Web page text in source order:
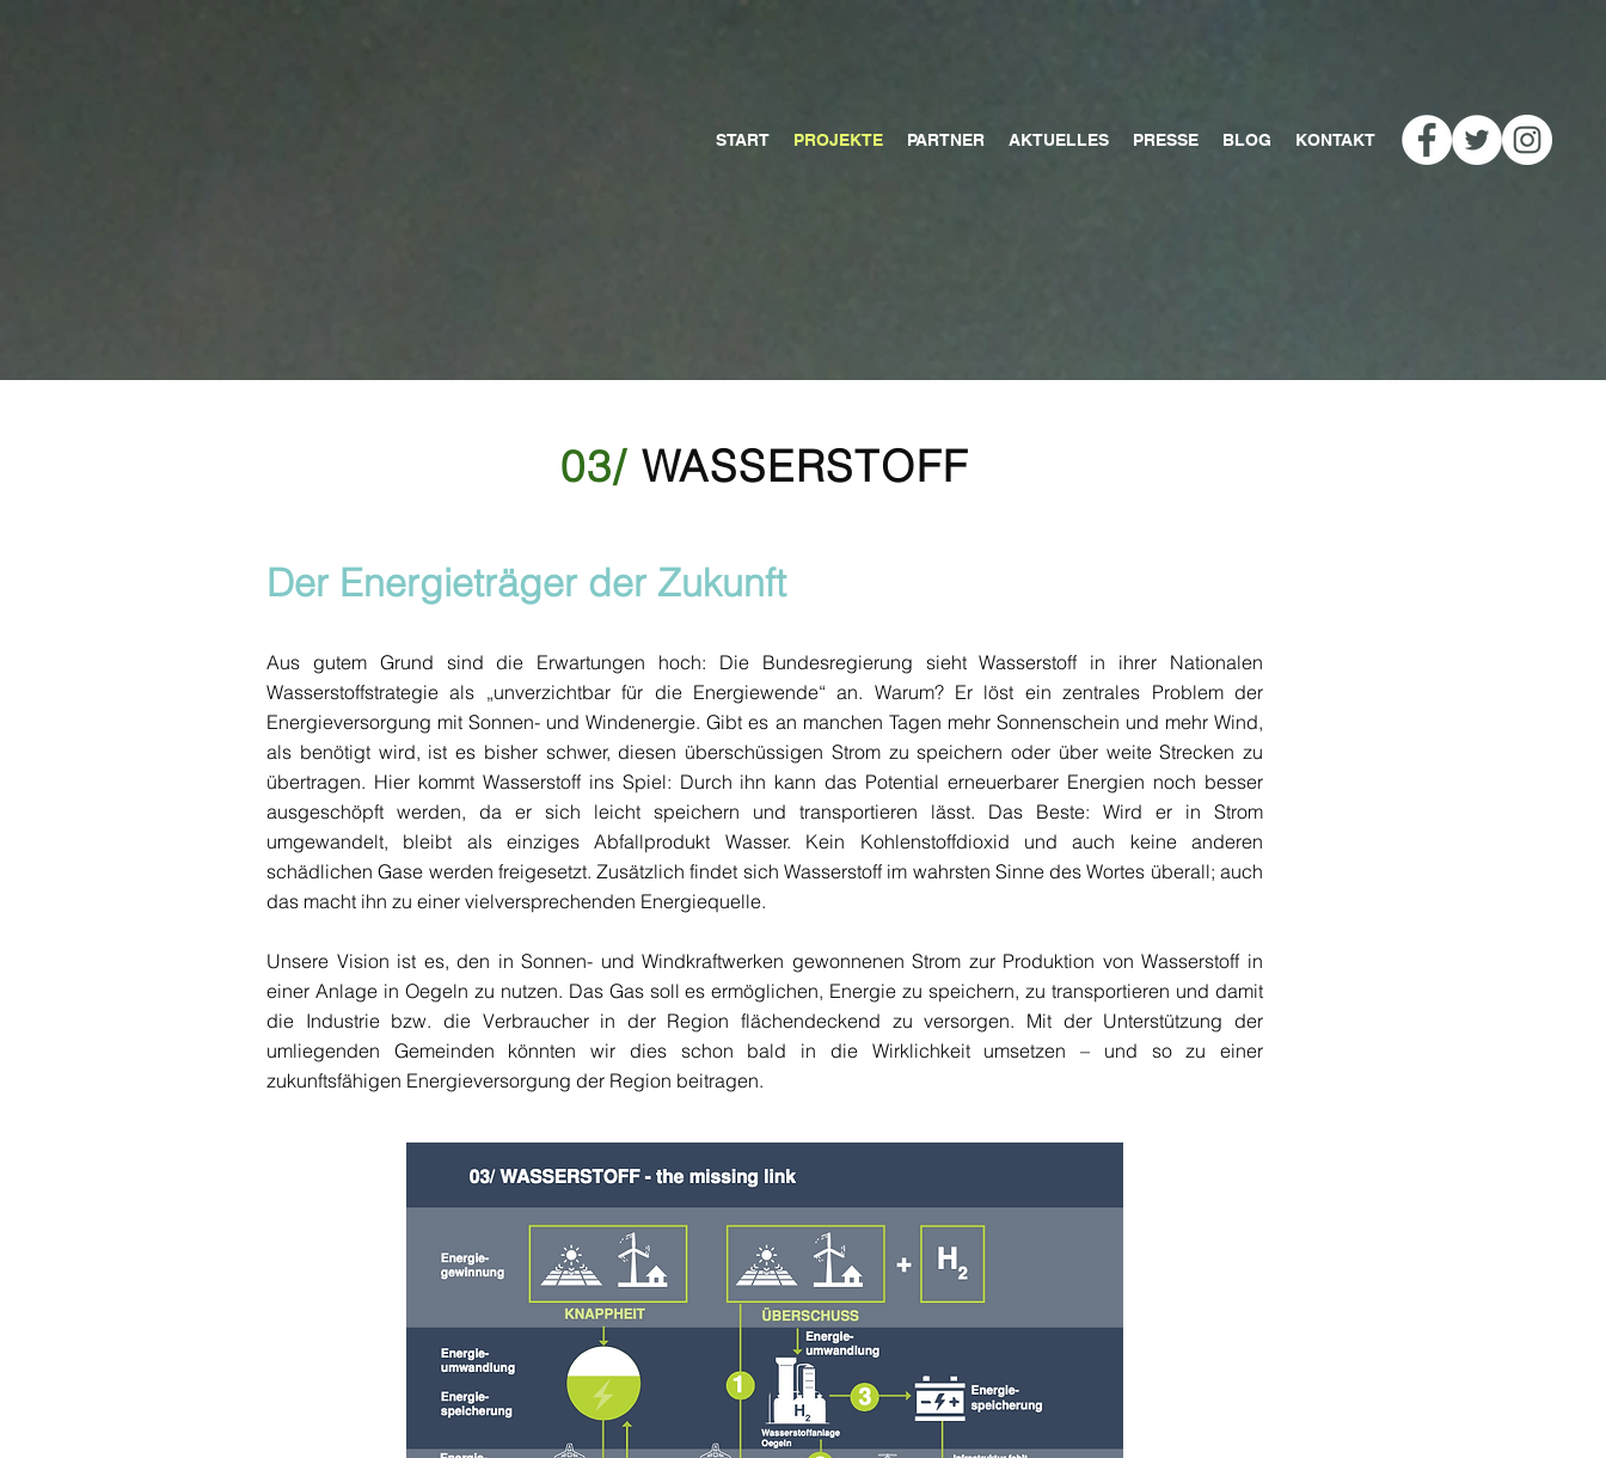
START PROJEKTE PARTNER AKTUELLES PRESSE BLOG KONTAKT
03/WASSERSTOFF
Der Energieträger der Zukunft
Aus gutem Grund sind die Erwartungen hoch: Die Bundesregierung sieht Wasserstoff in ihrer Nationalen
Wasserstoffstrategie als „unverzichtbar für die Energiewende“ an. Warum? Er löst ein zentrales Problem der
Energieversorgung mit Sonnen- und Windenergie. Gibt es an manchen Tagen mehr Sonnenschein und mehr Wind,
als benötigt wird, ist es bisher schwer, diesen überschüssigen Strom zu speichern oder über weite Strecken zu
übertragen. Hier kommt Wasserstoff ins Spiel: Durch ihn kann das Potential erneuerbarer Energien noch besser
ausgeschöpft werden, da er sich leicht speichern und transportieren lässt. Das Beste: Wird er in Strom
umgewandelt, bleibt als einziges Abfallprodukt Wasser. Kein Kohlenstoffdioxid und auch keine anderen
schädlichen Gase werden freigesetzt. Zusätzlich findet sich Wasserstoff im wahrsten Sinne des Wortes überall; auch
das macht ihn zu einer vielversprechenden Energiequelle.
Unsere Vision ist es, den in Sonnen- und Windkraftwerken gewonnenen Strom zur Produktion von Wasserstoff in
einer Anlage in Oegeln zu nutzen. Das Gas soll es ermöglichen, Energie zu speichern, zu transportieren und damit
die Industrie bzw. die Verbraucher in der Region flächendeckend zu versorgen. Mit der Unterstützung der
umliegenden Gemeinden könnten wir dies schon bald in die Wirklichkeit umsetzen – und so zu einer
zukunftsfähigen Energieversorgung der Region beitragen.